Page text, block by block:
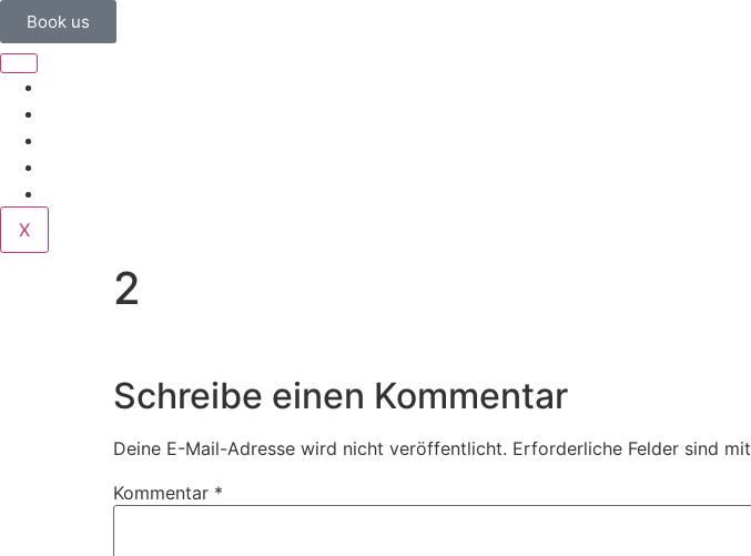
Book us
X
2
Schreibe einen Kommentar
Deine E-Mail-Adresse wird nicht veröffentlicht. Erforderliche Felder sind mit
Kommentar *